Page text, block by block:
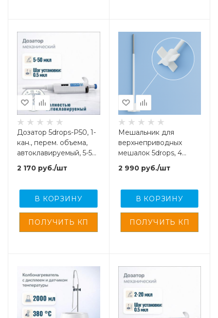
Дозатор 5drops-P50, 1-
кан., перем. объема,
автоклавируемый, 5-50
2 170 руб./шт
В КОРЗИНУ
Мешальник для
верхнеприводных
мешалок 5drops, 4
лопасти, нержавеющая
сталь с
покрытием, 350 мм
2 990руб./шт
В КОРЗИНУ